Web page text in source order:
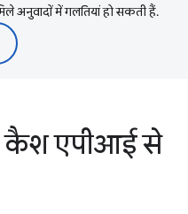
अनुवादों में गलतियां हो सकती हैं.
कैश एपीआई से